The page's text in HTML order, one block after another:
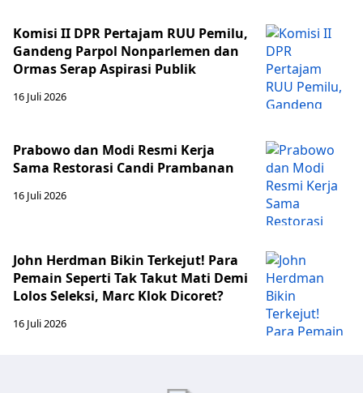
Komisi II DPR Pertajam RUU Pemilu,
Gandeng Parpol Nonparlemen dan
Ormas Serap Aspirasi Publik
16 Juli 2026
Prabowo dan Modi Resmi Kerja
Sama Restorasi Candi Prambanan
16 Juli 2026
John Herdman Bikin Terkejut! Para
Pemain Seperti Tak Takut Mati Demi
Lolos Seleksi, Marc Klok Dicoret?
16 Juli 2026